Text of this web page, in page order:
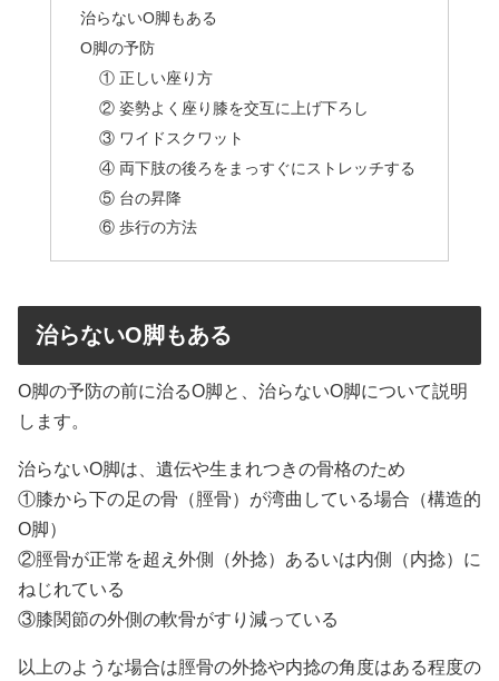
治らないO脚もある
O脚の予防
① 正しい座り方
② 姿勢よく座り膝を交互に上げ下ろし
③ ワイドスクワット
④ 両下肢の後ろをまっすぐにストレッチする
⑤ 台の昇降
⑥ 歩行の方法
治らないO脚もある
O脚の予防の前に治るO脚と、治らないO脚について説明
します。
治らないO脚は、遺伝や生まれつきの骨格のため
①膝から下の足の骨（脛骨）が湾曲している場合（構造的
O脚）
②脛骨が正常を超え外側（外捻）あるいは内側（内捻）に
ねじれている
③膝関節の外側の軟骨がすり減っている
以上のような場合は脛骨の外捻や内捻の角度はある程度の